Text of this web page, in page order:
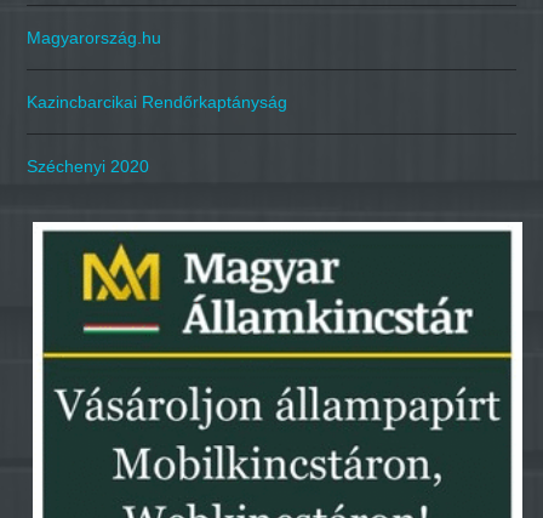
Magyarország.hu
Kazincbarcikai Rendőrkaptányság
Széchenyi 2020